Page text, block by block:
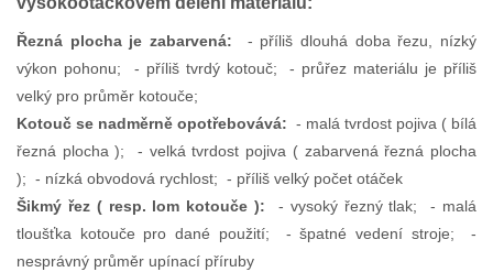
Řezná plocha je zabarvená: - příliš dlouhá doba řezu, nízký
výkon pohonu; - příliš tvrdý kotouč; - průřez materiálu je příliš
velký pro průměr kotouče;
Kotouč se nadměrně opotřebovává: - malá tvrdost pojiva ( bílá
řezná plocha ); - velká tvrdost pojiva ( zabarvená řezná plocha
); - nízká obvodová rychlost; - příliš velký počet otáček
Šikmý řez ( resp. lom kotouče ):
- vysoký řezný tlak; - malá
tloušťka kotouče pro dané použití; - špatné vedení stroje; -
nesprávný průměr upínací příruby